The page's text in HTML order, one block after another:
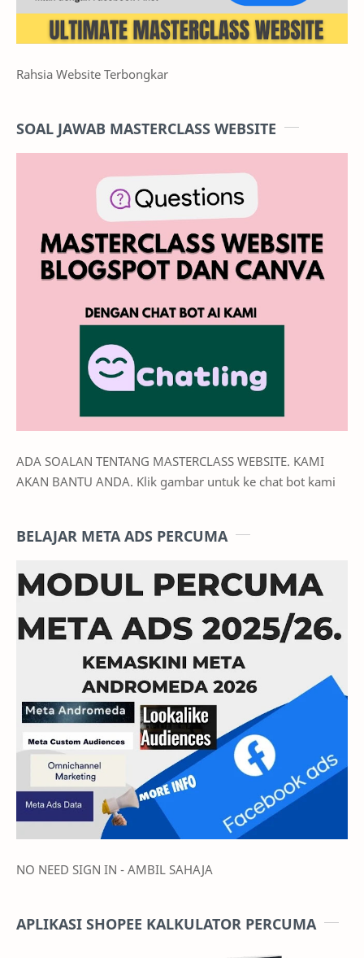
Rahsia Website Terbongkar
SOAL JAWAB MASTERCLASS WEBSITE
ADA SOALAN TENTANG MASTERCLASS WEBSITE. KAMI
AKAN BANTU ANDA. Klik gambar untuk ke chat bot kami
BELAJAR META ADS PERCUMA
NO NEED SIGN IN - AMBIL SAHAJA
APLIKASI SHOPEE KALKULATOR PERCUMA